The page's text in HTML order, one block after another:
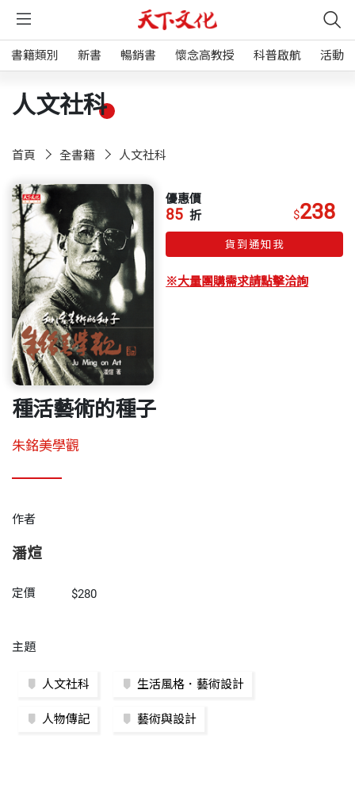
書籍類別 新書 暢銷書 懷念高教授 科普啟航 活動
人文社科
首頁 全書籍 人文社科
優惠價
85 折 $238
貨到通知我
※大量團購需求請點擊洽詢
種活藝術的種子
朱銘美學觀
作者
潘煊
定價 $280
主題
人文社科 生活風格．藝術設計
人物傳記 藝術與設計